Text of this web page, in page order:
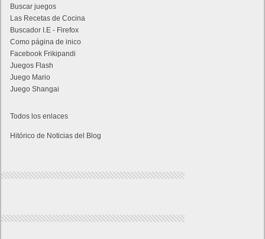
Buscar juegos
Las Recetas de Cocina
Buscador I.E - Firefox
Como página de inico
Facebook Frikipandi
Juegos Flash
Juego Mario
Juego Shangai
Todos los enlaces
Hitórico de Noticias del Blog